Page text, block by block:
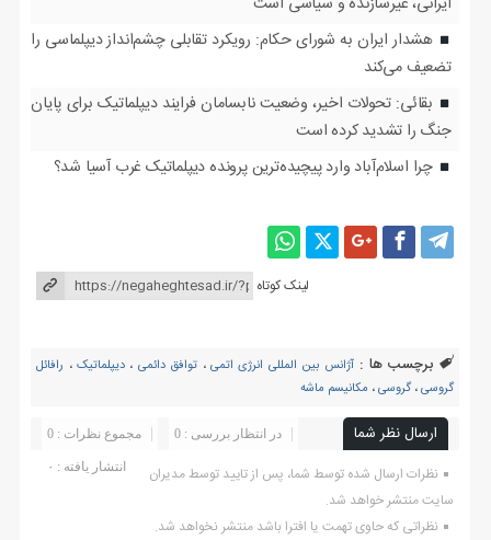
هشدار ایران به شورای حکام: رویکرد تقابلی چشم‌انداز دیپلماسی را
تضعیف می‌کند
بقائی: تحولات اخیر، وضعیت نابسامان فرایند دیپلماتیک برای پایان
جنگ را تشدید کرده است
چرا اسلام‌آباد وارد پیچیده‌ترین پرونده دیپلماتیک غرب آسیا شد؟
لینک کوتاه
برچسب ها : آژانس بین المللی انرژی اتمی، توافق دائمی ، دیپلماتیک، رافائل
گروسی،گروسی، مکانیسم ماشه
ارسال نظر شما مجموع نظرات : 0 در انتظار بررسی : 0
انتشار یافته : ۰
نظرات ارسال شده توسط شما، پس از تایید توسط مدیران
سایت منتشر خواهد شد.
نظراتی که حاوی تهمت یا افترا باشد منتشر نخواهد شد.